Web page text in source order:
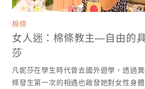
棉條
女人迷：棉條教主—自由的
莎
凡妮莎在學生時代曾去國外遊學，透過
條發生第一次的相遇也啟發她對女性身